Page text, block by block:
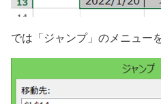
では「ジャンプ」のメニュー